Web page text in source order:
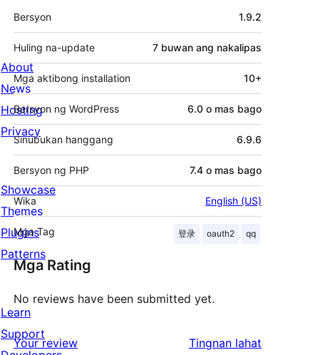
Meta
Bersyon 1.9.2
Huling na-update 7 buwan ang nakalipas
Mga aktibong installation 10+
Bersyon ng WordPress 6.0 o mas bago
Sinubukan hanggang 6.9.6
Bersyon ng PHP 7.4 o mas bago
Wika English (US)
Mga Tag 登录 oauth2 qq
Mga Rating
No reviews have been submitted yet.
Your review Tingnan lahat
About
News
Hosting
Privacy
Showcase
Themes
Plugins
Patterns
Learn
Support